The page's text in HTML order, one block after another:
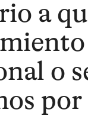
a
o
por